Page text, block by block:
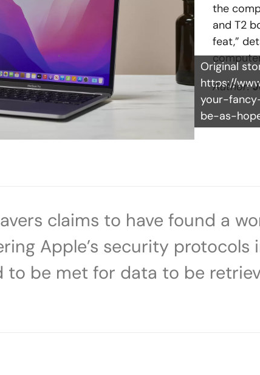
Original
https://
your-
be-as-
the
and T2
feat,”
Author:
claims to have found a
Apple’s security
to be met for data to be